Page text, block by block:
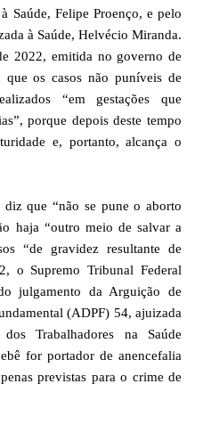
Saúde, Felipe Proenço, e pelo
à Saúde, Helvécio Miranda.
2022, emitida no governo de
que os casos não puníveis de
“em gestações que
porque depois deste tempo
e, portanto, alcança o
que “não se pune o aborto
haja “outro meio de salvar a
“de gravidez resultante de
o Supremo Tribunal Federal
julgamento da Arguição de
(ADPF) 54, ajuizada
Trabalhadores na Saúde
for portador de anencefalia
previstas para o crime de